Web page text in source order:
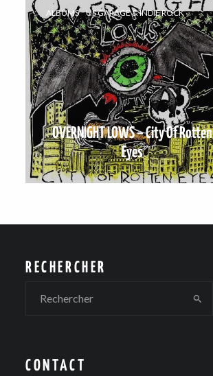
ALBUMS US GARAGE & INDIE ROCK
OVERNIGHT LOWS – City Of Rotten
Eyes
RECHERCHER
CONTACT